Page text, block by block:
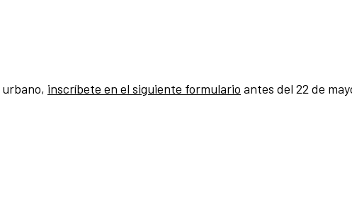
inscríbete en el siguiente formulario antes del 22 de